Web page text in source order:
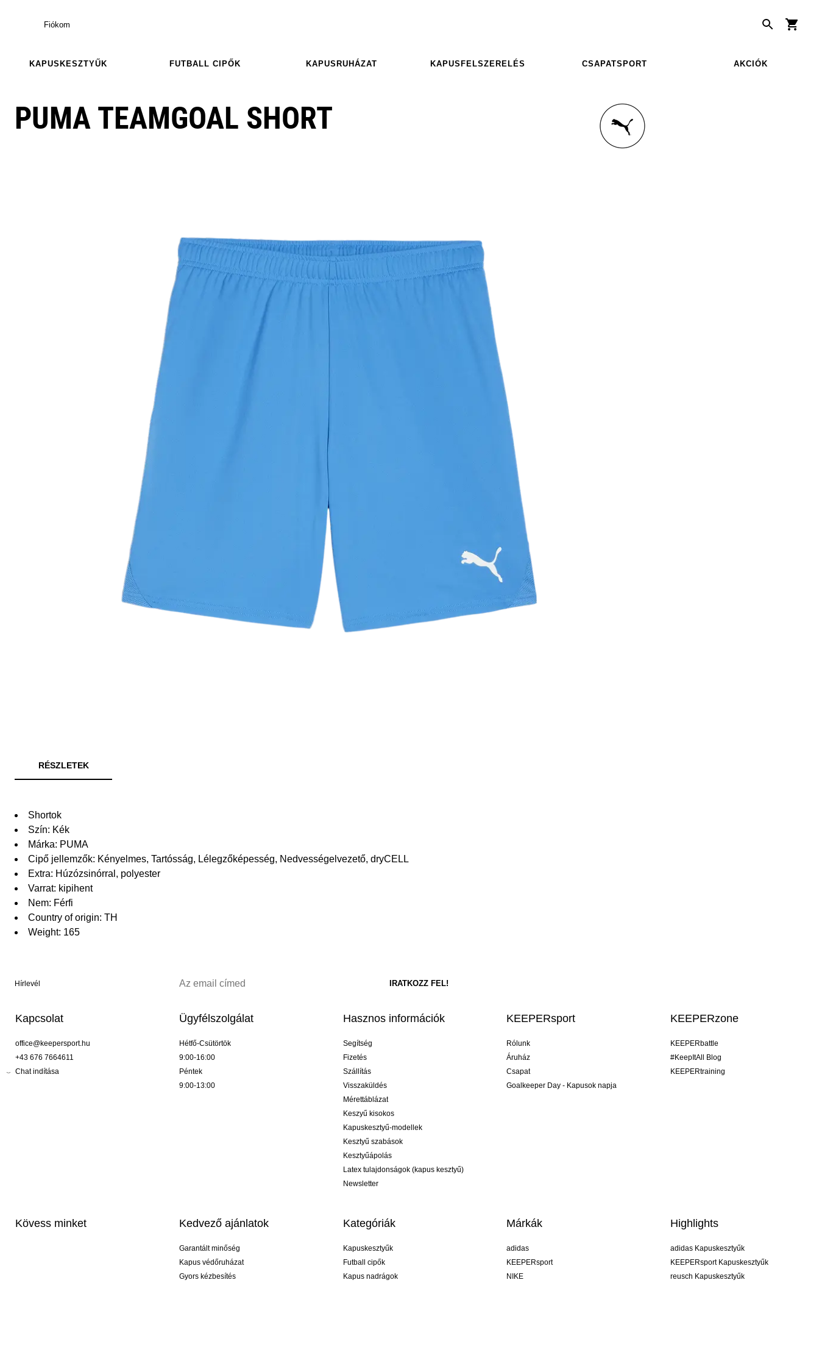
Fiókom
KAPUSKESZTYŰK FUTBALL CIPŐK KAPUSRUHÁZAT KAPUSFELSZERELÉS CSAPATSPORT AKCIÓK
PUMA TEAMGOAL SHORT
RÉSZLETEK
Shortok
Szín: Kék
Márka: PUMA
Cipő jellemzők: Kényelmes, Tartósság, Lélegzőképesség, Nedvességelvezető, dryCELL
Extra: Húzózsinórral, polyester
Varrat: kipihent
Nem: Férfi
Country of origin: TH
Weight: 165
Hírlevél
Kapcsolat
office@keepersport.hu
+43 676 7664611
Chat indítása
Ügyfélszolgálat
Hétfő-Csütörtök
9:00-16:00
Péntek
9:00-13:00
Hasznos információk
Segítség
Fizetés
Szállítás
Visszaküldés
Mérettáblázat
Keszyű kisokos
Kapuskesztyű-modellek
Kesztyű szabások
Kesztyűápolás
Latex tulajdonságok (kapus kesztyű)
Newsletter
KEEPERsport
Rólunk
Áruház
Csapat
Goalkeeper Day - Kapusok napja
KEEPERzone
KEEPERbattle
#KeepItAll Blog
KEEPERtraining
Kövess minket Kedvező ajánlatok
Garantált minőség
Kapus védőruházat
Gyors kézbesítés
Kategóriák
Kapuskesztyűk
Futball cipők
Kapus nadrágok
Márkák
adidas
KEEPERsport
NIKE
Highlights
adidas Kapuskesztyűk
KEEPERsport Kapuskesztyűk
reusch Kapuskesztyűk